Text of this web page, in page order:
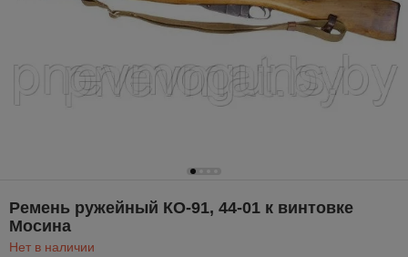
Ремень ружейный КО-91, 44-01 к винтовке
Мосина
Нет в наличии